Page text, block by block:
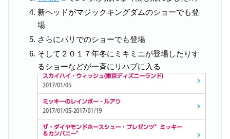
新ヘッドがマジックキングダムのショーでも登
場
さらにパリでのショーでも登場
そして２０１７年冬にミキミニが登場したりす
るショーなどが一斉にリハブに入る